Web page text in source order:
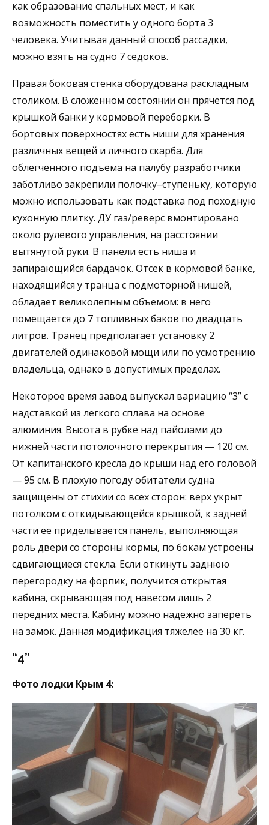
как образование спальных мест, и как
возможность поместить у одного борта 3
человека. Учитывая данный способ рассадки,
можно взять на судно 7 седоков.
Правая боковая стенка оборудована раскладным
столиком. В сложенном состоянии он прячется под
крышкой банки у кормовой переборки. В
бортовых поверхностях есть ниши для хранения
различных вещей и личного скарба. Для
облегченного подъема на палубу разработчики
заботливо закрепили полочку–ступеньку, которую
можно использовать как подставка под походную
кухонную плитку. ДУ газ/реверс вмонтировано
около рулевого управления, на расстоянии
вытянутой руки. В панели есть ниша и
запирающийся бардачок. Отсек в кормовой банке,
находящийся у транца с подмоторной нишей,
обладает великолепным объемом: в него
помещается до 7 топливных баков по двадцать
литров. Транец предполагает установку 2
двигателей одинаковой мощи или по усмотрению
владельца, однако в допустимых пределах.
Некоторое время завод выпускал вариацию “3” с
надставкой из легкого сплава на основе
алюминия. Высота в рубке над пайолами до
нижней части потолочного перекрытия — 120 см.
От капитанского кресла до крыши над его головой
— 95 см. В плохую погоду обитатели судна
защищены от стихии со всех сторон: верх укрыт
потолком с откидывающейся крышкой, к задней
части ее приделывается панель, выполняющая
роль двери со стороны кормы, по бокам устроены
сдвигающиеся стекла. Если откинуть заднюю
перегородку на форпик, получится открытая
кабина, скрывающая под навесом лишь 2
передних места. Кабину можно надежно запереть
на замок. Данная модификация тяжелее на 30 кг.
“4”
Фото лодки Крым 4: